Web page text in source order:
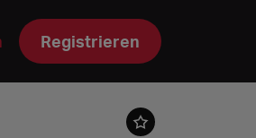
Registrieren